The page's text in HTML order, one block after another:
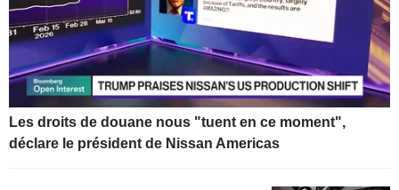
Les droits de douane nous "tuent en ce moment",
déclare le président de Nissan Americas